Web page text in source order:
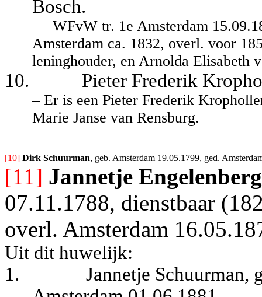
Bosch.
WFvW tr. 1e Amsterdam
Amsterdam ca. 1832, overl. voor
leninghouder, en Arnolda Elisabeth
10. Pieter Frederik
– Er is een Pieter Frederik
Marie Janse van Rensburg.
[10] Dirk Schuurman, geb. Amsterdam 19.05.1799, ged.
[11] Jannetje Engelenberg
07.11.1788, dienstbaar
overl. Amsterdam
Uit dit huwelijk:
1.
Jannetje Schuurman,